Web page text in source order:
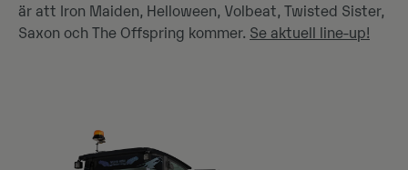
är att Iron Maiden, Helloween, Volbeat, Twisted Sister,
Saxon och The Offspring kommer. Se aktuell line-up!